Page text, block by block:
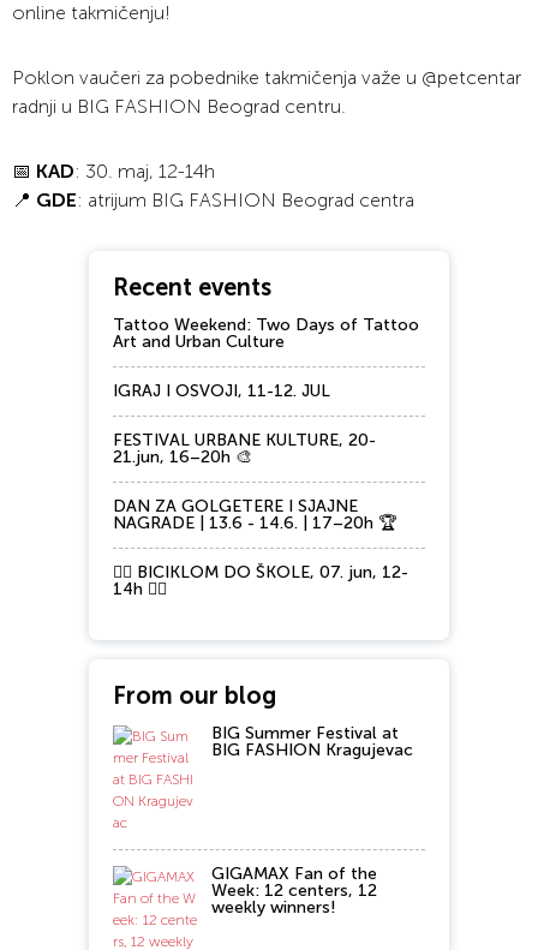
online takmičenju!
Poklon vaučeri za pobednike takmičenja važe u @petcentar
radnji u BIG FASHION Beograd centru.
📅 KAD: 30. maj, 12-14h
📍 GDE: atrijum BIG FASHION Beograd centra
Recent events
Tattoo Weekend: Two Days of Tattoo
Art and Urban Culture
IGRAJ I OSVOJI, 11-12. JUL
FESTIVAL URBANE KULTURE, 20-
21.jun, 16–20h 🎨
DAN ZA GOLGETERE I SJAJNE
NAGRADE | 13.6 - 14.6. | 17–20h 🏆
🚴‍♂️ BICIKLOM DO ŠKOLE, 07. jun, 12-
14h 🚴‍♀️
From our blog
BIG Summer Festival at
BIG FASHION Kragujevac
GIGAMAX Fan of the
Week: 12 centers, 12
weekly winners!